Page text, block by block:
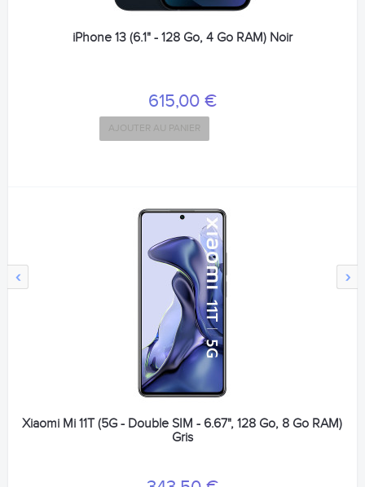
‹ ›
iPhone 13 (6.1" - 128 Go, 4 Go RAM) Noir
615,00 €
AJOUTER AU PANIER
Xiaomi Mi 11T (5G - Double SIM - 6.67", 128 Go, 8 Go RAM)
Gris